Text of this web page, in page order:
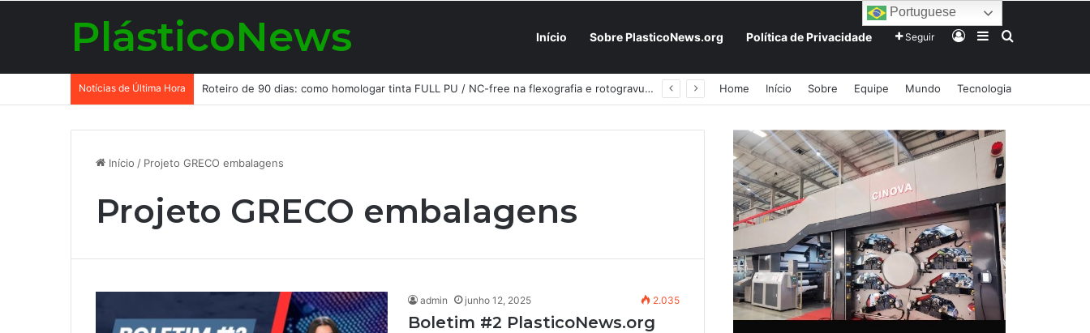
PlásticoNews Início Sobre PlasticoNews.org Política de Privacidade Seguir EntrarBarra Lateral
Procurar por
Notícias de Última Hora Fabricantes já têm o “plano B” na prateleira: PU 100% / NC-free existe, mas ainda é pouco usado: a hora é transformar isso em projeto de resiliência Home Início Sobre Equipe Mundo Tecnologia
Início / Projeto GRECO embalagens
Projeto GRECO embalagens
admin junho 12, 2025 2.035
Boletim #2 PlasticoNews.org
Portuguese